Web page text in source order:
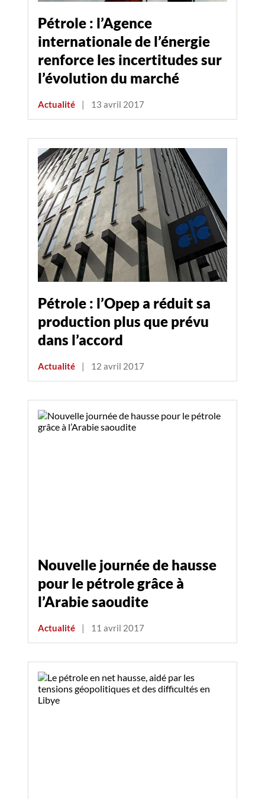
Pétrole : l’Agence
internationale de l’énergie
renforce les incertitudes sur
l’évolution du marché
Actualité | 13 avril 2017
Pétrole : l’Opep a réduit sa
production plus que prévu
dans l’accord
Actualité | 12 avril 2017
Nouvelle journée de hausse
pour le pétrole grâce à
l’Arabie saoudite
Actualité | 11 avril 2017